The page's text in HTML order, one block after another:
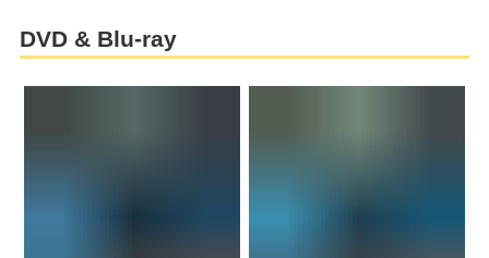
DVD & Blu-ray